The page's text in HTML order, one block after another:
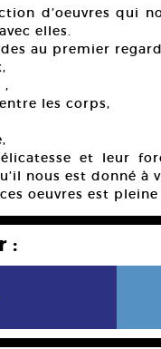
d’oeuvres qui
elles.
au premier
,
les corps,
et leur
nous est donné à
oeuvres est
: